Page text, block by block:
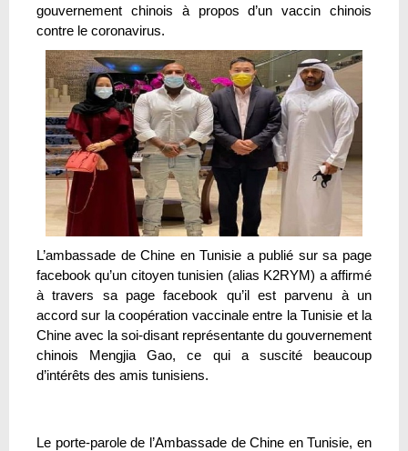
gouvernement chinois à propos d’un vaccin chinois
contre le coronavirus.
L’ambassade de Chine en Tunisie a publié sur sa page
facebook qu’un citoyen tunisien (alias K2RYM) a affirmé
à travers sa page facebook qu’il est parvenu à un
accord sur la coopération vaccinale entre la Tunisie et la
Chine avec la soi-disant représentante du gouvernement
chinois Mengjia Gao, ce qui a suscité beaucoup
d’intérêts des amis tunisiens.
Le porte-parole de l’Ambassade de Chine en Tunisie, en